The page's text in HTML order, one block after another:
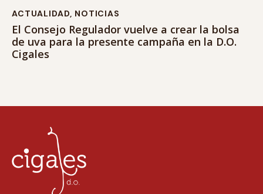
ACTUALIDAD, NOTICIAS
El Consejo Regulador vuelve a crear la bolsa
de uva para la presente campaña en la D.O.
Cigales